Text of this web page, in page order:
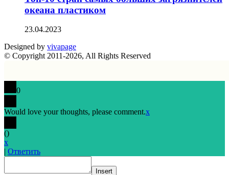
океана пластиком
23.04.2023
Designed by vivapage
© Copyright 2011-2026, All Rights Reserved
0
Would love your thoughts, please comment.x
()
x
| Ответить
Insert